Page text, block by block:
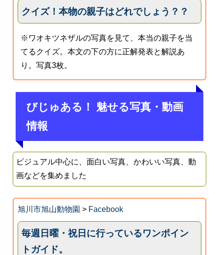
クイズ！本物の親子はどれでしょう？？
※ワオキツネザルの写真を見て、本当の親子を当
てるクイズ。本文の下の方に正解発表と解説あ
り。写真3枚。
びじゅある！ 魅せる写真・動画
情報
ビジュアル中心に、面白い写真、かわいい写真、動
画などを集めました
旭川市旭山動物園 > Facebook
毎週日曜・祝日に行っているワンポイン
トガイド。